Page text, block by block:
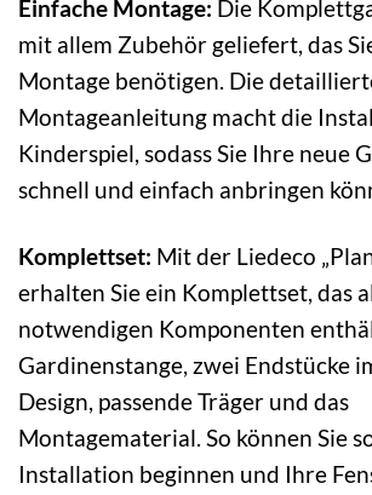
Einfache Montage: Die
mit allem Zubehör geliefert, das
Montage benötigen. Die
Montageanleitung macht die
Kinderspiel, sodass Sie Ihre neue
schnell und einfach anbringen
Komplettset: Mit der Liedeco
erhalten Sie ein Komplettset, das
notwendigen Komponenten
Gardinenstange, zwei Endstücke
Design, passende Träger und das
Montagematerial. So können Sie
Installation beginnen und Ihre